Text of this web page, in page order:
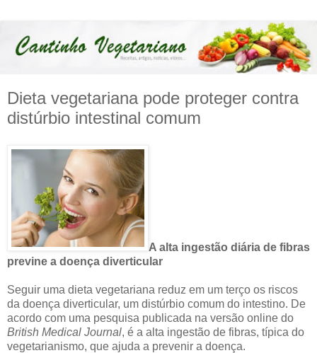
Dieta vegetariana pode proteger contra
distúrbio intestinal comum
A alta ingestão diária de fibras
previne a doença diverticular
Seguir uma dieta vegetariana reduz em um terço os riscos
da doença diverticular, um distúrbio comum do intestino. De
acordo com uma pesquisa publicada na versão online do
British Medical Journal, é a alta ingestão de fibras, típica do
vegetarianismo, que ajuda a prevenir a doença.